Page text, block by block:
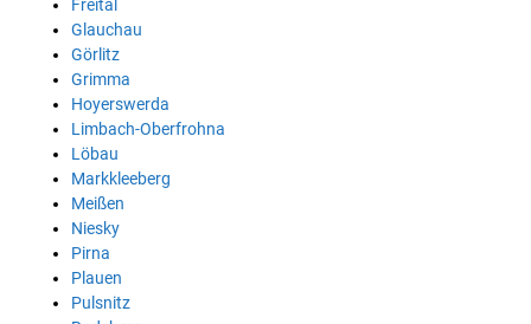
Freital
Glauchau
Görlitz
Grimma
Hoyerswerda
Limbach-Oberfrohna
Löbau
Markkleeberg
Meißen
Niesky
Pirna
Plauen
Pulsnitz